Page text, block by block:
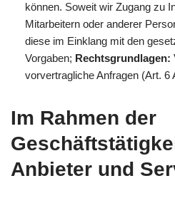
können. Soweit wir Zugang zu
Mitarbeitern oder anderer
diese im Einklang mit den
Vorgaben; Rechtsgrundlagen:
vorvertragliche Anfragen (Art. 6
Im Rahmen der
Anbieter und